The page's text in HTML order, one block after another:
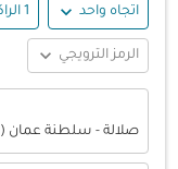
اتجاه واحد expand_more 1 الراكب, الدرجة السياحية
الرمز الترويجي expand_more
صلالة - سلطنة عمان (SLL)